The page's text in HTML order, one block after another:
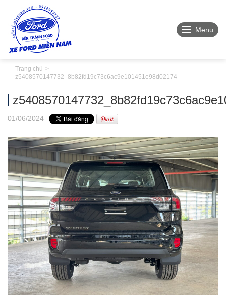
Menu
Trang chủ
z5408570147732_8b82fd19c73c6ac9e101451e98d02174
01/06/2024